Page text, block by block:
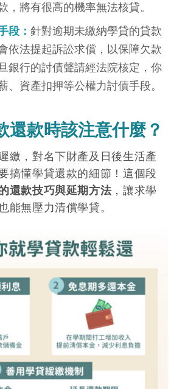
，將有很高的機率無法核貸。
段： 針對逾期未繳納學貸的貸款
依法提起訴訟求償，以保障欠款
銀行的討債聲請經法院核定，你
、資產扣押等公權力討債手段。
還款時該注意什麼？
繳，對名下財產及日後生活產
搞懂學貸還款的細節！這個段
還款技巧與延期方法，讓求學
能無壓力清償學貸。